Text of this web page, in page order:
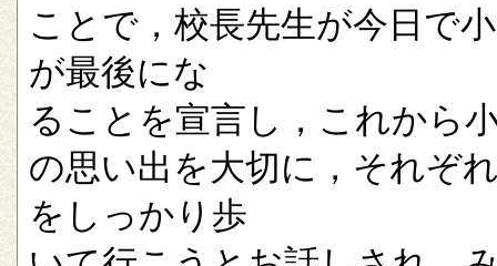
ことで，校長先生が今日で
が最後にな
ることを宣言し，これから
の思い出を大切に，それぞ
をしっかり歩